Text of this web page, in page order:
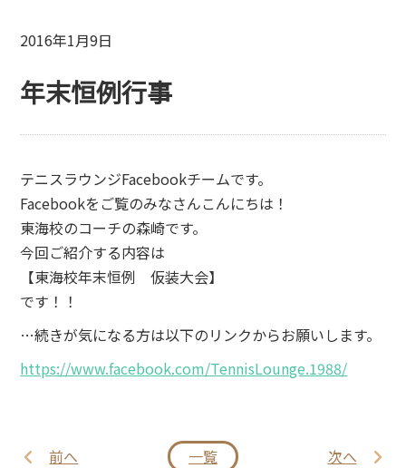
2016年1月9日
年末恒例行事
テニスラウンジFacebookチームです。
Facebookをご覧のみなさんこんにちは！
東海校のコーチの森崎です。
今回ご紹介する内容は
【東海校年末恒例 仮装大会】
です！！
…続きが気になる方は以下のリンクからお願いします。
https://www.facebook.com/TennisLounge.1988/
前へ 一覧 次へ